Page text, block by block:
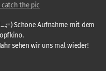
the pic
Schöne Aufnahme mit dem
sehen wir uns mal wieder!